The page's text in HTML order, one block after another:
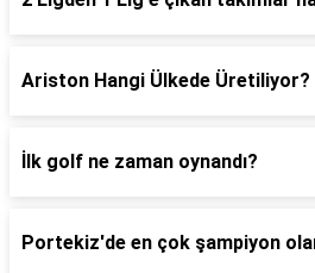
Ariston Hangi Ülkede Üretiliyor?
İlk golf ne zaman oynandı?
Portekiz'de en çok şampiyon